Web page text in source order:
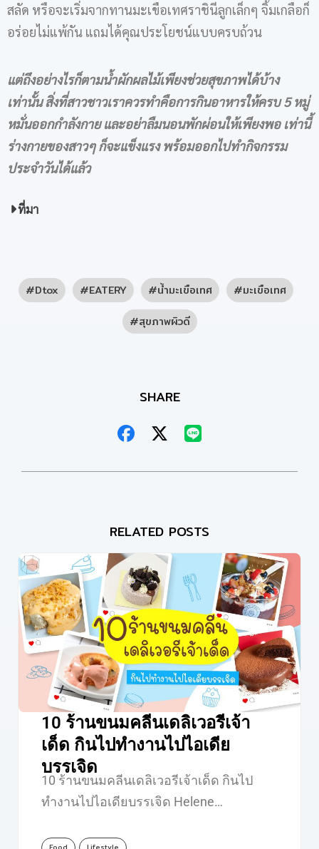
สลัด หรือจะเริ่มจากทานมะเขือเทศราชินีลูกเล็กๆ จิ้มเกลือก็
อร่อยไม่แพ้กัน แถมได้คุณประโยชน์แบบครบถ้วน
แต่ถึงอย่างไรก็ตามน้ำผักผลไม้เพียงช่วยสุขภาพได้บ้าง
เท่านั้น สิ่งที่สาวชาวเราควรทำคือการกินอาหารให้ครบ 5 หมู่
หมั่นออกกำลังกาย และอย่าลืมนอนพักผ่อนให้เพียงพอ เท่านี้
ร่างกายของสาวๆ ก็จะแข็งแรง พร้อมออกไปทำกิจกรรม
ประจำวันได้แล้ว
ที่มา
Dtox EATERY น้ำมะเขือเทศ
มะเขือเทศ
สุขภาพผิวดี
SHARE
RELATED POSTS
10 ร้านขนมคลีนเดลิเวอรีเจ้า
เด็ด กินไปทำงานไปไอเดีย
บรรเจิด
10 ร้านขนมคลีนเดลิเวอรีเจ้าเด็ด กินไป
ทำงานไปไอเดียบรรเจิด Helene…